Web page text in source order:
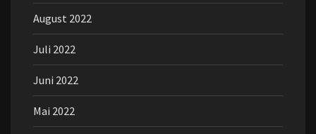
August 2022
Juli 2022
Juni 2022
Mai 2022